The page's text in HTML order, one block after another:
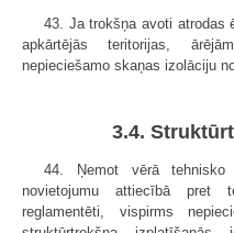
43. Ja trokšņa avoti atrodas
apkārtējās teritorijas,
nepieciešamo skaņas izolāciju
3.4.
44. Ņemot vērā
novietojumu attiecībā
reglamentēti, vispirms